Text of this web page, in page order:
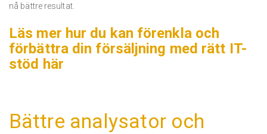
nå bättre resultat.
Läs mer hur du kan förenkla och
förbättra din försäljning med rätt IT-
stöd här
Bättre analysator och